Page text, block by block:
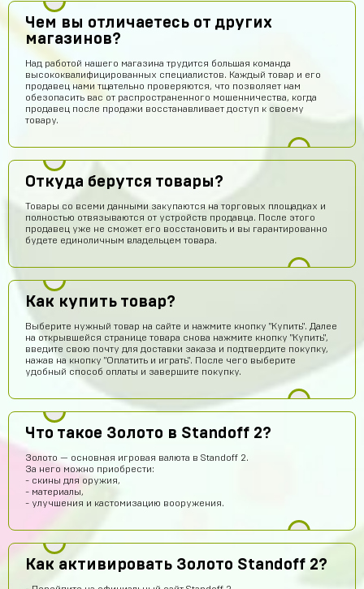
Чем вы отличаетесь от других
магазинов?
Над работой нашего магазина трудится большая команда
высококвалифицированных специалистов. Каждый товар и его
продавец нами тщательно проверяются, что позволяет нам
обезопасить вас от распространенного мошенничества, когда
продавец после продажи восстанавливает доступ к своему
товару.
Откуда берутся товары?
Товары со всеми данными закупаются на торговых площадках и
полностью отвязываются от устройств продавца. После этого
продавец уже не сможет его восстановить и вы гарантированно
будете единоличным владельцем товара.
Как купить товар?
Выберите нужный товар на сайте и нажмите кнопку "Купить". Далее
на открывшейся странице товара снова нажмите кнопку "Купить",
введите свою почту для доставки заказа и подтвердите покупку,
нажав на кнопку "Оплатить и играть". После чего выберите
удобный способ оплаты и завершите покупку.
Что такое Золото в Standoff 2?
Золото — основная игровая валюта в Standoff 2.
За него можно приобрести:
- скины для оружия,
- материалы,
- улучшения и кастомизацию вооружения.
Как активировать Золото Standoff 2?
somftdcrew
Сайт просто супер
Диана Щербетова
Класс
Egopkabossuk Dscraft
Топ4ik воще!)
Ilya
Подходит на ps4?